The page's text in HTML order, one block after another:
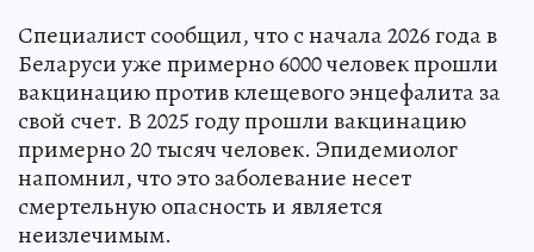
Специалист сообщил, что с начала 2026 года в
Беларуси уже примерно 6000 человек прошли
вакцинацию против клещевого энцефалита за
свой счет. В 2025 году прошли вакцинацию
примерно 20 тысяч человек. Эпидемиолог
напомнил, что это заболевание несет
смертельную опасность и является
неизлечимым.